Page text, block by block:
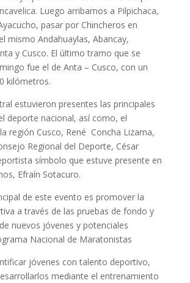
Luego arribamos a Pilpichaca,
pasar por Chincheros en
mismo Andahuaylas, Abancay,
y Cusco. El último tramo que se
fue el de Anta – Cusco, con un
kilómetros.
estuvieron presentes las principales
deporte nacional, así como, el
región Cusco, René Concha Lizama,
Regional del Deporte, César
símbolo que estuve presente en
Efraín Sotacuro.
de este evento es promover la
a través de las pruebas de fondo y
nuevos jóvenes y potenciales
Nacional de Maratonistas
jóvenes con talento deportivo,
mediante el entrenamiento